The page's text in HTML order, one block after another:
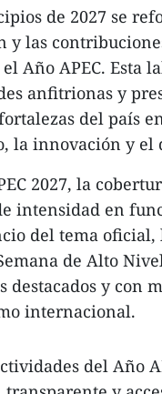
de 2027 se
y las
Año APEC. Esta
anfitrionas y
del país
la innovación y el
2027, la
intensidad en
del tema
de Alto
destacados y con
internacional.
del Año